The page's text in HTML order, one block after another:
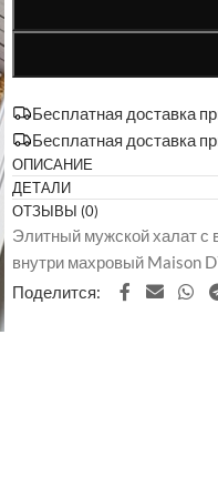
Бесплатная доставка
Бесплатная доставка
ОПИСАНИЕ
ДЕТАЛИ
ОТЗЫВЫ (0)
Элитный мужской халат с
внутри махровый Maison
Поделится: